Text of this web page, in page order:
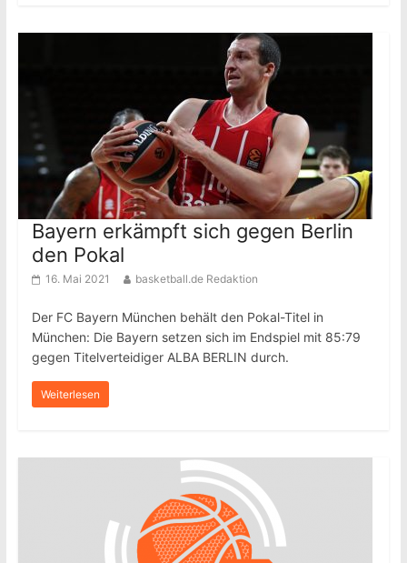
Bayern erkämpft sich gegen Berlin
den Pokal
16. Mai 2021 basketball.de Redaktion
Der FC Bayern München behält den Pokal-Titel in
München: Die Bayern setzen sich im Endspiel mit 85:79
gegen Titelverteidiger ALBA BERLIN durch.
Weiterlesen